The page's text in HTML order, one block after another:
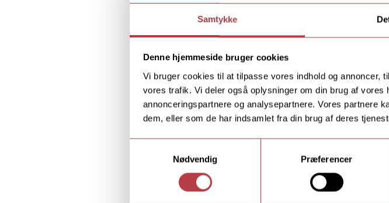
Samtykke
Denne hjemmeside bruger cookies
Vi bruger cookies til at tilpasse vores indhold og annoncer,
vores trafik. Vi deler også oplysninger om din brug af
annonceringspartnere og analysepartnere. Vores partnere
dem, eller som de har indsamlet fra din brug af deres
Nødvendig
Præferencer
Som det første gymnasium i Roskilde
skoleåret 2013/2014. Du deltager i
venskabsgymnasium Burlington High School.
Europaklasse
Er du glad for sprog og interesseret i at
KatedralskolensEuropaklasse, hvor du vil